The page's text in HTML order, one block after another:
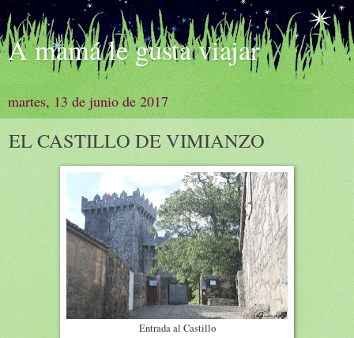
A mamá le gusta viajar
martes, 13 de junio de 2017
EL CASTILLO DE VIMIANZO
Entrada al Castillo